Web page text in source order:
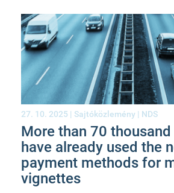
27. 10. 2025 | Sajtóközlemény | NDS
More than 70
have already used the
payment methods for
vignettes